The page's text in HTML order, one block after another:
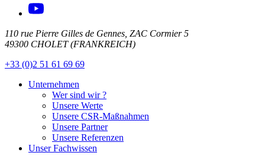
110 rue Pierre Gilles de Gennes, ZAC Cormier 5
49300 CHOLET (FRANKREICH)
+33 (0)2 51 61 69 69
Unternehmen
Wer sind wir ?
Unsere Werte
Unsere CSR-Maßnahmen
Unsere Partner
Unsere Referenzen
Unser Fachwissen